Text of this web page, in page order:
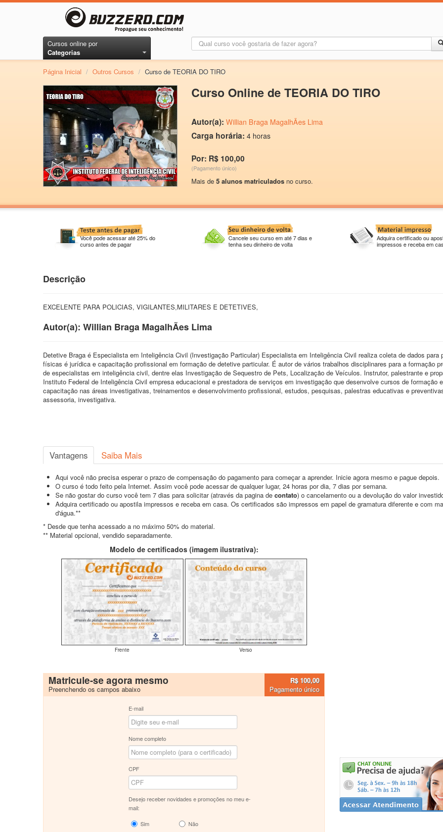
Cursos online por
Categorias
Página Inicial / Outros Cursos / Curso de TEORIA DO TIRO
Curso Online de TEORIA DO TIRO
Autor(a): Willian Braga MagalhÃes Lima
Carga horária: 4 horas
Por: R$ 100,00
(Pagamento único)
Mais de 5 alunos matriculados no curso.
Você pode acessar até 25% do
curso antes de pagar
Cancele seu curso em até 7 dias e
tenha seu dinheiro de volta
Adquira certificado ou
impressos e receba em
Descrição
EXCELENTE PARA POLICIAS, VIGILANTES,MILITARES E DETETIVES,
Autor(a): Willian Braga MagalhÃes Lima
Detetive Braga é Especialista em Inteligência Civil (Investigação Particular) Especialista em Inteligência Civil realiza coleta de dados para
físicas é jurídica e capacitação profissional em formação de detetive particular. É autor de vários trabalhos disciplinares para a formação
de especialistas em inteligência civil, dentre elas Investigação de Sequestro de Pets, Localização de Veículos. Instrutor, palestrante e
Instituto Federal de Inteligência Civil empresa educacional e prestadora de serviços em investigação que desenvolve cursos de formação e
capacitação nas áreas investigativas, treinamentos e desenvolvimento profissional, estudos, pesquisas, palestras educativas e
assessoria, investigativa.
Vantagens Saiba Mais
Aqui você não precisa esperar o prazo de compensação do pagamento para começar a aprender. Inicie agora mesmo e pague depois.
O curso é todo feito pela Internet. Assim você pode acessar de qualquer lugar, 24 horas por dia, 7 dias por semana.
Se não gostar do curso você tem 7 dias para solicitar (através da pagina de contato) o cancelamento ou a devolução do valor
Adquira certificado ou apostila impressos e receba em casa. Os certificados são impressos em papel de gramatura diferente e com
d'água.**
* Desde que tenha acessado a no máximo 50% do material.
** Material opcional, vendido separadamente.
Modelo de certificados (imagem ilustrativa):
Frente Verso
Matricule-se agora mesmo
Preenchendo os campos abaixo
R$ 100,00
Pagamento único
E-mail
Nome completo
CPF
Desejo receber novidades e promoções no meu e-
mail:
Sim
Não